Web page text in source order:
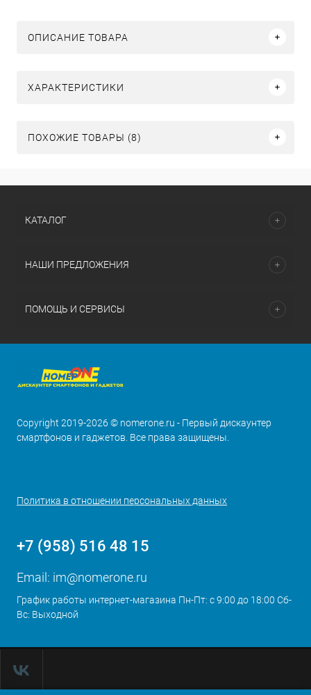
ОПИСАНИЕ ТОВАРА
ХАРАКТЕРИСТИКИ
ПОХОЖИЕ ТОВАРЫ (8)
КАТАЛОГ
НАШИ ПРЕДЛОЖЕНИЯ
ПОМОЩЬ И СЕРВИСЫ
Copyright 2019-2026 © nomerone.ru - Первый дискаунтер
смартфонов и гаджетов. Все права защищены.
Политика в отношении персональных данных
+7 (958) 516 48 15
Email: im@nomerone.ru
График работы интернет-магазина Пн-Пт: с 9:00 до 18:00 Сб-
Вс: Выходной